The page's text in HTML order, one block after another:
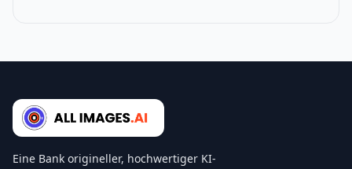
Eine Bank origineller, hochwertiger KI-